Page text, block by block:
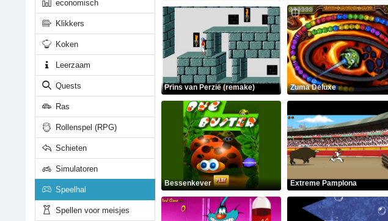
economisch
Klikkers
Koken
Leerzaam
Quests
Ras
Rollenspel (RPG)
Schieten
Simulatoren
Speelhal
Spellen voor meisjes
Prins van Perzië (remake) Zuma Deluxe
Bessenkever Extreme Pamplona